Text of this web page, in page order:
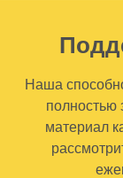
Наша
полностью
материал